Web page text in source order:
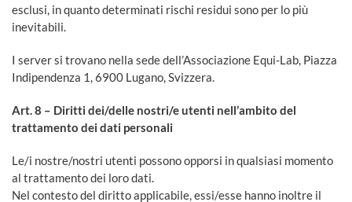
esclusi, in quanto determinati rischi residui sono per lo più
inevitabili.
I server si trovano nella sede dell’Associazione Equi-Lab, Piazza
Indipendenza 1, 6900 Lugano, Svizzera.
Art. 8 – Diritti dei/delle nostri/e utenti nell’ambito del
trattamento dei dati personali
Le/i nostre/nostri utenti possono opporsi in qualsiasi momento
al trattamento dei loro dati.
Nel contesto del diritto applicabile, essi/esse hanno inoltre il